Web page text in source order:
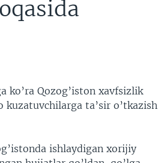
ko’ra Qozog’iston xavfsizlik
ta’sir o’tkazish
ishlaydigan xorijiy